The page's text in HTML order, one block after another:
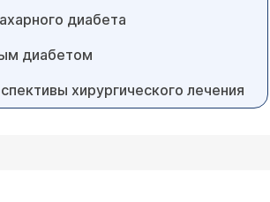
диабета
диабетом
хирургического лечения